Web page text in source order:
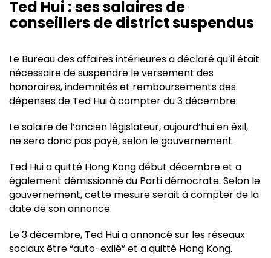
Ted Hui : ses salaires de
conseillers de district suspendus
Le Bureau des affaires intérieures a déclaré qu’il était
nécessaire de suspendre le versement des
honoraires, indemnités et remboursements des
dépenses de Ted Hui à compter du 3 décembre.
Le salaire de l’ancien législateur, aujourd’hui en éxil,
ne sera donc pas payé, selon le gouvernement.
Ted Hui a quitté Hong Kong début décembre et a
également démissionné du Parti démocrate. Selon le
gouvernement, cette mesure serait à compter de la
date de son annonce.
Le 3 décembre, Ted Hui a annoncé sur les réseaux
sociaux être “auto-exilé” et a quitté Hong Kong.